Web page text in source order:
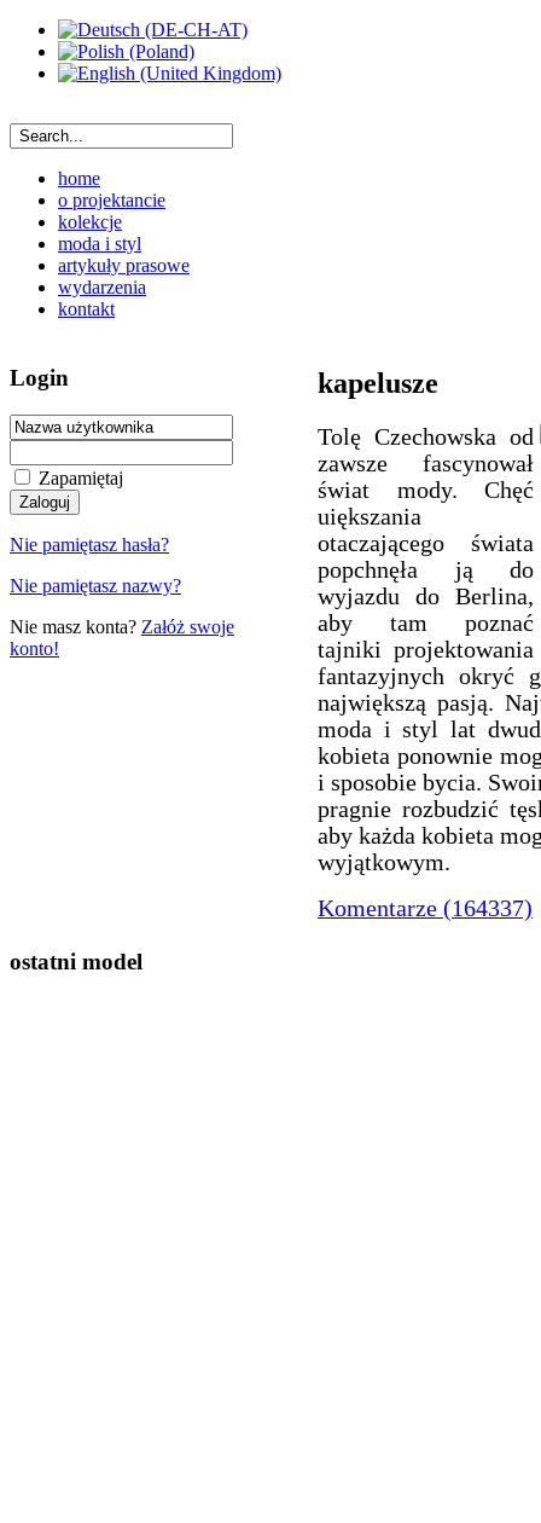
home
o projektancie
kolekcje
moda i styl
artykuły prasowe
wydarzenia
kontakt
kapelusze
Tolę Czechowska od
zawsze fascynował
świat mody. Chęć
uiększania
otaczającego świata
popchnęła ją do
wyjazdu do Berlina,
aby tam poznać
tajniki projektowania
fantazyjnych okryć
największą pasją.
moda i styl lat
kobieta ponownie
i sposobie bycia.
pragnie rozbudzić
aby każda kobieta
wyjątkowym.
Komentarze (164337)
Login
Zapamiętaj
Nie pamiętasz hasła?
Nie pamiętasz nazwy?
Nie masz konta? Załóż swoje
konto!
ostatni model